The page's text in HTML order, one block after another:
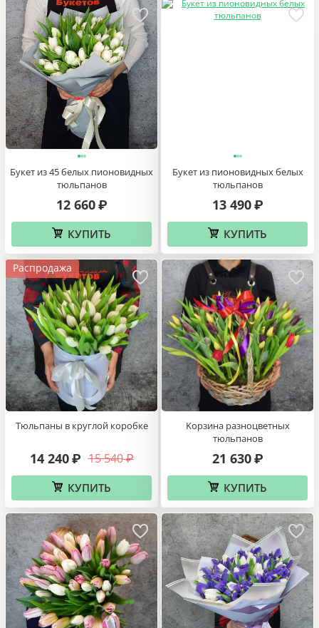
Букет из 45 белых пионовидных
тюльпанов
12 660 ₽
КУПИТЬ
Букет из пионовидных белых
тюльпанов
13 490 ₽
КУПИТЬ
Распродажа
Тюльпаны в круглой коробке
15 540 ₽
14 240 ₽
КУПИТЬ
Kорзина разноцветных
тюльпанов
21 630 ₽
КУПИТЬ